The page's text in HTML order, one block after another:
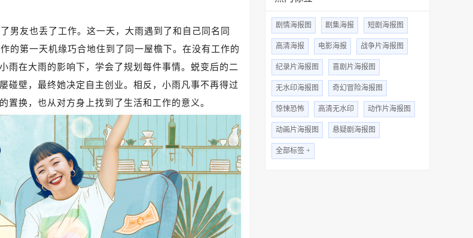
男友也丢了工作。这一天，大雨遇到了和自己同名同
的第一天机缘巧合地住到了同一屋檐下。在没有工作的
雨在大雨的影响下，学会了规划每件事情。蜕变后的二
碰壁，最终她决定自主创业。相反，小雨凡事不再得过
置换，也从对方身上找到了生活和工作的意义。
剧情海报图 剧集海报 短剧海报图
高清海报 电影海报 战争片海报图
纪录片海报图 喜剧片海报图
无水印海报图 奇幻冒险海报图
惊悚恐怖 高清无水印 动作片海报图
动画片海报图 悬疑剧海报图
全部标签 +